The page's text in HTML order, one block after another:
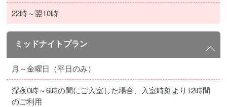
22時～翌10時
ミッドナイトプラン
月～金曜日（平日のみ）
深夜0時～6時の間にご入室した場合、入室時刻より12時間
のご利用